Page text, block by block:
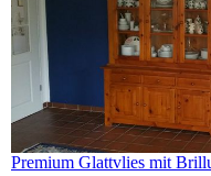
Premium Glattvlies mit